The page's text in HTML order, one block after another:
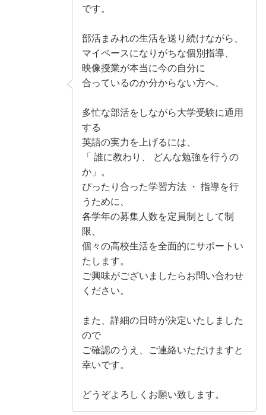
です。
部活まみれの生活を送り続けながら、
マイペースになりがちな個別指導、
映像授業が本当に今の自分に
合っているのか分からない方へ、
多忙な部活をしながら大学受験に通用
する
英語の実力を上げるには、
「 誰に教わり、 どんな勉強を行うの
か」。
ぴったり合った学習方法 ・ 指導を行
うために、
各学年の募集人数を定員制として制
限、
個々の高校生活を全面的にサポートい
たします。
ご興味がございましたらお問い合わせ
ください。
また、詳細の日時が決定いたしました
ので
ご確認のうえ、ご連絡いただけますと
幸いです。
どうぞよろしくお願い致します。